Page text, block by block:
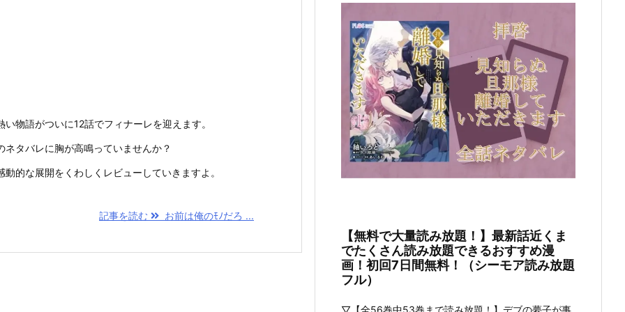
物語がついに12話でフィナーレを迎えます。
タバレに胸が高鳴っていませんか？
的な展開をくわしくレビューしていきますよ。
記事を読む お前は俺のﾓﾉだろ ...
【無料で大量読み放題！】最新話近くま
でたくさん読み放題できるおすすめ漫
画！初回7日間無料！（シーモア読み放題
フル）